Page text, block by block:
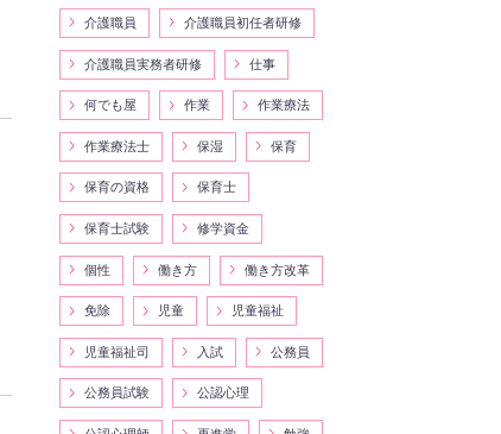
介護職員 介護職員初任者研修
介護職員実務者研修 仕事
何でも屋 作業 作業療法
作業療法士 保湿 保育
保育の資格 保育士
保育士試験 修学資金
個性 働き方 働き方改革
免除 児童 児童福祉
児童福祉司 入試 公務員
公務員試験 公認心理